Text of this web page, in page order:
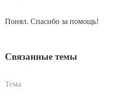
Понял. Спасибо за помощь!
Связанные темы
Тема